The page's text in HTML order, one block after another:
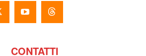
CONTATTI